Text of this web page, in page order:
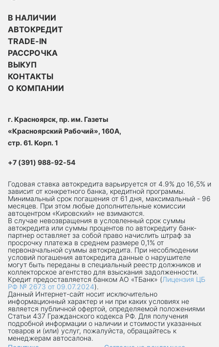
В НАЛИЧИИ
АВТОКРЕДИТ
TRADE-IN
РАССРОЧКА
ВЫКУП
КОНТАКТЫ
О КОМПАНИИ
г. Красноярск, пр. им. Газеты
«Красноярский Рабочий», 160А,
стр. 61. Корп. 1
+7 (391) 988-92-54
Годовая ставка автокредита варьируется от 4.9% до 16,5% и
зависит от конкретного банка, кредитной программы.
Минимальный срок погашения от 61 дня, максимальный - 96
месяцев. При этом любые дополнительные комиссии
автоцентром «Кировский» не взимаются.
В случае невозвращения в условленный срок суммы
автокредита или суммы процентов по автокредиту банк-
партнер оставляет за собой право начислить штраф за
просрочку платежа в среднем размере 0,1% от
первоначальной суммы автокредита. При несоблюдении
условий погашения автокредита данные о нарушителе
могут быть переданы в специальный реестр должников и
коллекторское агентство для взыскания задолженности.
Кредит предоставляется банком АО «ТБанк» (Лицензия ЦБ
РФ № 2673 от 09.07.2024).
Данный Интернет-сaйт носит исключительно
информационный характер и ни при каких условиях не
является публичной офертой, определяемой положениями
Статьи 437 Гражданского кодекса РФ. Для получения
подробной информации о наличии и стоимости указанных
товаров и (или) услуг, пожалуйста, обращайтесь к
менеджерам автосалона.